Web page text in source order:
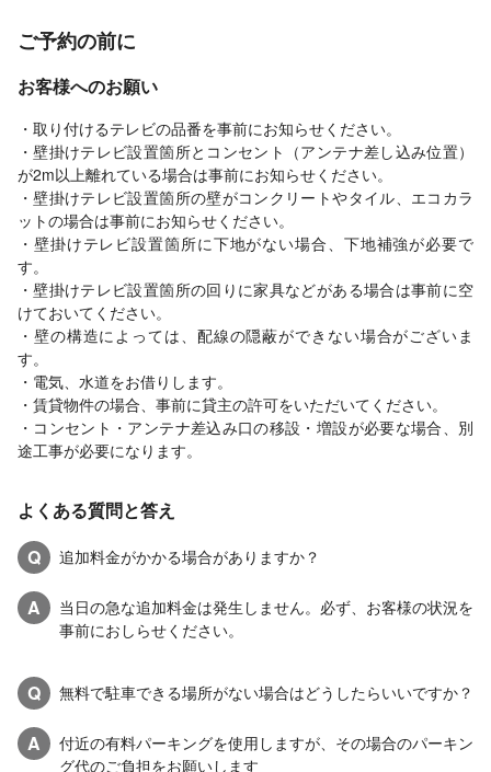
ご予約の前に
お客様へのお願い
・取り付けるテレビの品番を事前にお知らせください。
・壁掛けテレビ設置箇所とコンセント（アンテナ差し込み位置）
が2m以上離れている場合は事前にお知らせください。
・壁掛けテレビ設置箇所の壁がコンクリートやタイル、エコカラ
ットの場合は事前にお知らせください。
・壁掛けテレビ設置箇所に下地がない場合、下地補強が必要で
す。
・壁掛けテレビ設置箇所の回りに家具などがある場合は事前に空
けておいてください。
・壁の構造によっては、配線の隠蔽ができない場合がございま
す。
・電気、水道をお借りします。
・賃貸物件の場合、事前に貸主の許可をいただいてください。
・コンセント・アンテナ差込み口の移設・増設が必要な場合、別
途工事が必要になります。
よくある質問と答え
Q
追加料金がかかる場合がありますか？
A
当日の急な追加料金は発生しません。必ず、お客様の状況を
事前におしらせください。
Q 無料で駐車できる場所がない場合はどうしたらいいですか？
A
付近の有料パーキングを使用しますが、その場合のパーキン
グ代のご負担をお願いします